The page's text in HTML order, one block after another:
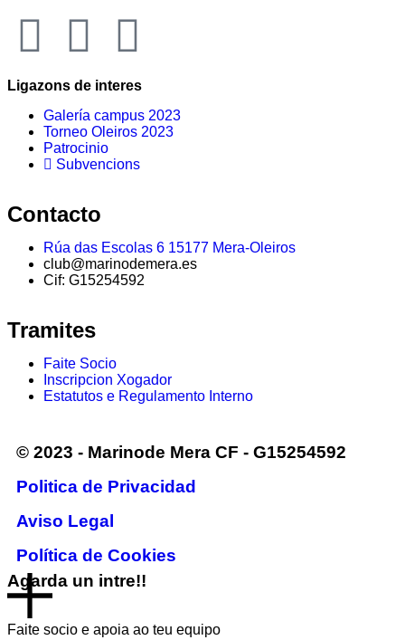
Ligazons de interes
Galería campus 2023
Torneo Oleiros 2023
Patrocinio
Subvencions
Contacto
Rúa das Escolas 6 15177 Mera-Oleiros
club@marinodemera.es
Cif: G15254592
Tramites
Faite Socio
Inscripcion Xogador
Estatutos e Regulamento Interno
© 2023 - Marinode Mera CF - G15254592
Politica de Privacidad
Aviso Legal
Política de Cookies
Agarda un intre!!
Faite socio e apoia ao teu equipo